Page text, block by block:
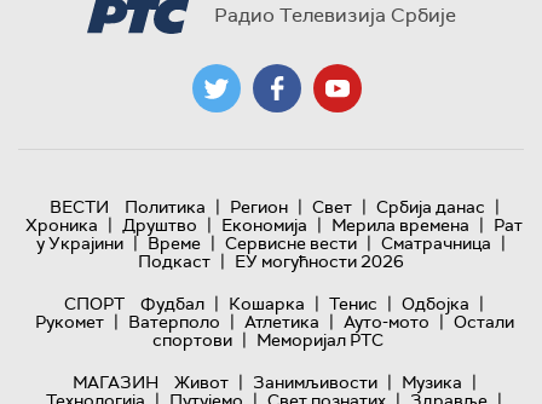
Радио Телевизија Србије
ВЕСТИ Политика | Регион | Свет | Србија данас |
Хроника | Друштво | Економија | Мерила времена | Рат
у Украјини | Време | Сервисне вести | Сматрачница |
Подкаст | ЕУ могућности 2026
СПОРТ
Фудбал | Кошарка | Тенис | Одбојка |
Рукомет | Ватерполо | Атлетика | Ауто-мото | Остали
спортови | Меморијал РТС
МАГАЗИН
Живот | Занимљивости | Музика |